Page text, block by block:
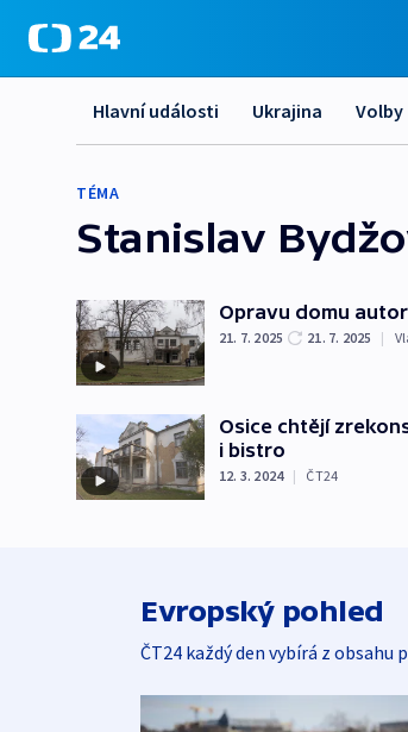
Hlavní události Ukrajina Volby
TÉMA
Stanislav
Opravu domu
21. 7. 2025 21. 7. 2025 |
Osice chtějí
i bistro
12. 3. 2024 | ČT24
Evropský pohled
ČT24 každý den vybírá z